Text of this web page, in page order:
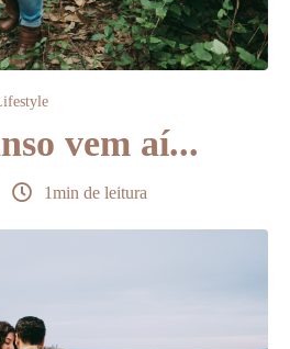
vem aí...
1min de leitura